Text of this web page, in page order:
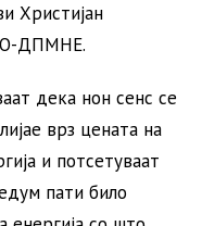
Христијан
ДПМНЕ.
дека нон сенс се
врз цената на
и потсетуваат
пати било